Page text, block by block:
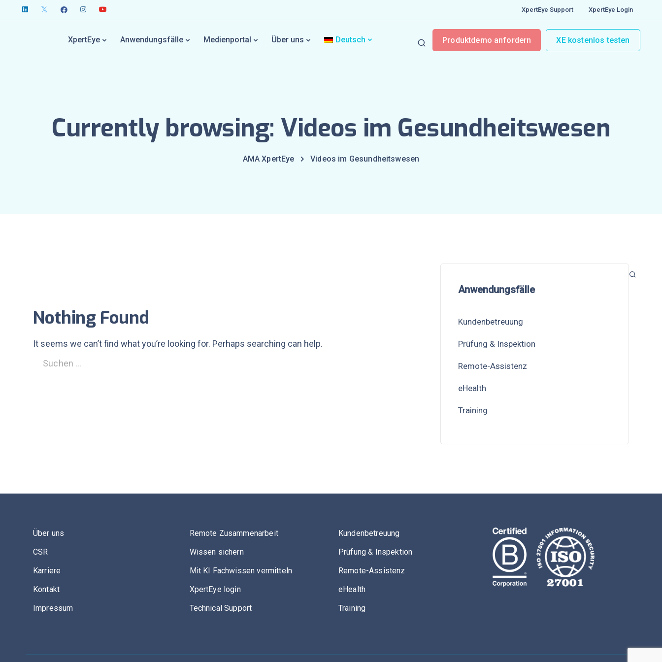
XpertEye Support XpertEye Login
XpertEye Anwendungsfälle Medienportal Über uns Deutsch Produktdemo anfordern XE kostenlos testen
Currently browsing: Videos im Gesundheitswesen
AMA XpertEye Videos im Gesundheitswesen
Nothing Found
It seems we can’t find what you’re looking for. Perhaps searching can help.
Anwendungsfälle
Kundenbetreuung
Prüfung & Inspektion
Remote-Assistenz
eHealth
Training
Über uns
CSR
Karriere
Kontakt
Impressum
Remote Zusammenarbeit
Wissen sichern
Mit KI Fachwissen vermitteln
XpertEye login
Technical Support
Kundenbetreuung
Prüfung & Inspektion
Remote-Assistenz
eHealth
Training